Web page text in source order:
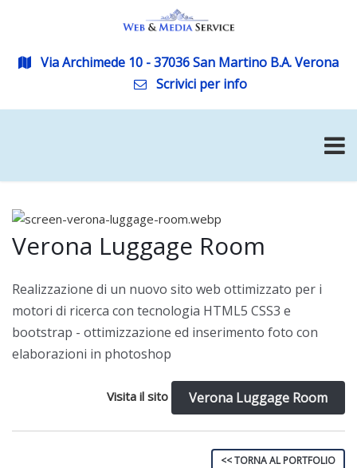
Via Archimede 10 - 37036 San Martino B.A. Verona
Scrivici per info
Verona Luggage Room
Realizzazione di un nuovo sito web ottimizzato per i
motori di ricerca con tecnologia HTML5 CSS3 e
bootstrap - ottimizzazione ed inserimento foto con
elaborazioni in photoshop
Visita il sito Verona Luggage Room
<< TORNA AL PORTFOLIO